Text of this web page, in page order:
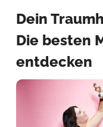
Dein
Die besten
entdecken